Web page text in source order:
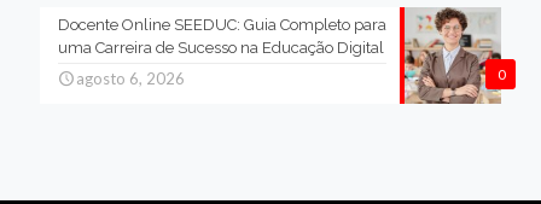
0
Docente Online SEEDUC: Guia Completo para
uma Carreira de Sucesso na Educação Digital
agosto 6, 2026